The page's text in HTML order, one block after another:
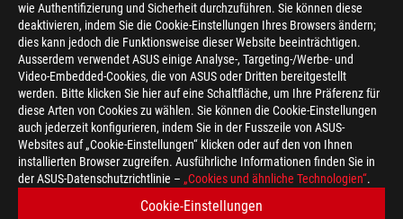
wie Authentifizierung und Sicherheit durchzuführen. Sie können diese
deaktivieren, indem Sie die Cookie-Einstellungen Ihres Browsers ändern;
dies kann jedoch die Funktionsweise dieser Website beeinträchtigen.
Ausserdem verwendet ASUS einige Analyse-, Targeting-/Werbe- und
Video-Embedded-Cookies, die von ASUS oder Dritten bereitgestellt
werden. Bitte klicken Sie hier auf eine Schaltfläche, um Ihre Präferenz für
diese Arten von Cookies zu wählen. Sie können die Cookie-Einstellungen
auch jederzeit konfigurieren, indem Sie in der Fusszeile von ASUS-
Websites auf „Cookie-Einstellungen“ klicken oder auf den von Ihnen
installierten Browser zugreifen. Ausführliche Informationen finden Sie in
der ASUS-Datenschutzrichtlinie – „Cookies und ähnliche Technologien“.
Cookie-Einstellungen